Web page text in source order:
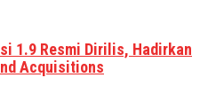
1.9 Resmi Dirilis, Hadirkan
Acquisitions